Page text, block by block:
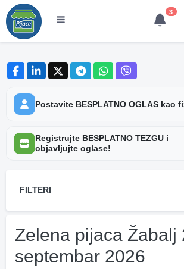
3
Postavite BESPLATNO OGLAS kao
Registrujte BESPLATNO TEZGU i
objavljujte oglase!
FILTERI
Zelena pijaca Žabalj
septembar 2026